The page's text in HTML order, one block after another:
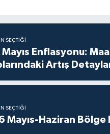
SEÇTIĞI
Mayıs Enflasyonu:
Artış
SEÇTIĞI
Mayıs-Haziran Bölge